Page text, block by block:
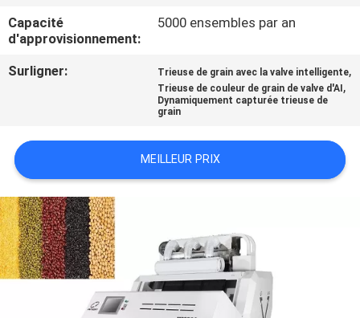
CONTACTEZ-
NOUS
DEMANDEZ
UNE
CITATION
PLAN
DU
Capacité
d'approvisionnement:
5000 ensembles par an
Surligner: Trieuse de grain avec la valve intelligente,
Trieuse de couleur de grain de valve d'AI ,
Dynamiquement capturée trieuse de
grain
MEILLEUR PRIX